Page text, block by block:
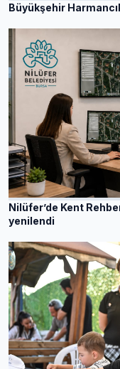
Büyükşehir
Nilüfer’de Kent
yenilendi